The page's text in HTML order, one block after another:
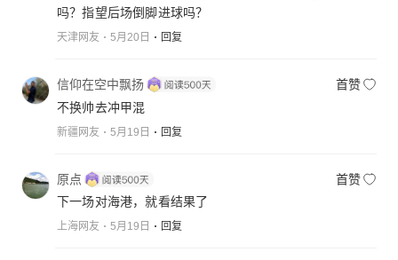
吗？指望后场倒脚进球吗？
天津网友 5月20日 回复
信仰在空中飘扬
首赞
不换帅去冲甲混
新疆网友 5月19日 回复
原点
首赞
下一场对海港，就看结果了
上海网友 5月19日 回复